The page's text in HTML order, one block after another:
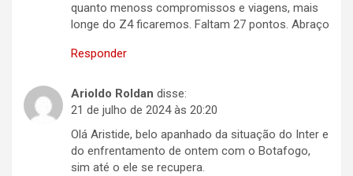
quanto menoss compromissos e viagens, mais
longe do Z4 ficaremos. Faltam 27 pontos. Abraço
Responder
Arioldo Roldan disse:
21 de julho de 2024 às 20:20
Olá Aristide, belo apanhado da situação do Inter e
do enfrentamento de ontem com o Botafogo,
sim até o ele se recupera.